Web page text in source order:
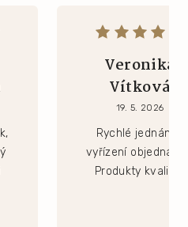
Veronika
Vítková
19. 5. 2026
Rychlé jednání a
vyřízení
Produkty kvalitní.